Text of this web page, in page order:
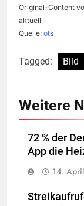
Original-Content
aktuell
Quelle: ots
Tagged: Bild
Weitere
72 % der
App die
14.